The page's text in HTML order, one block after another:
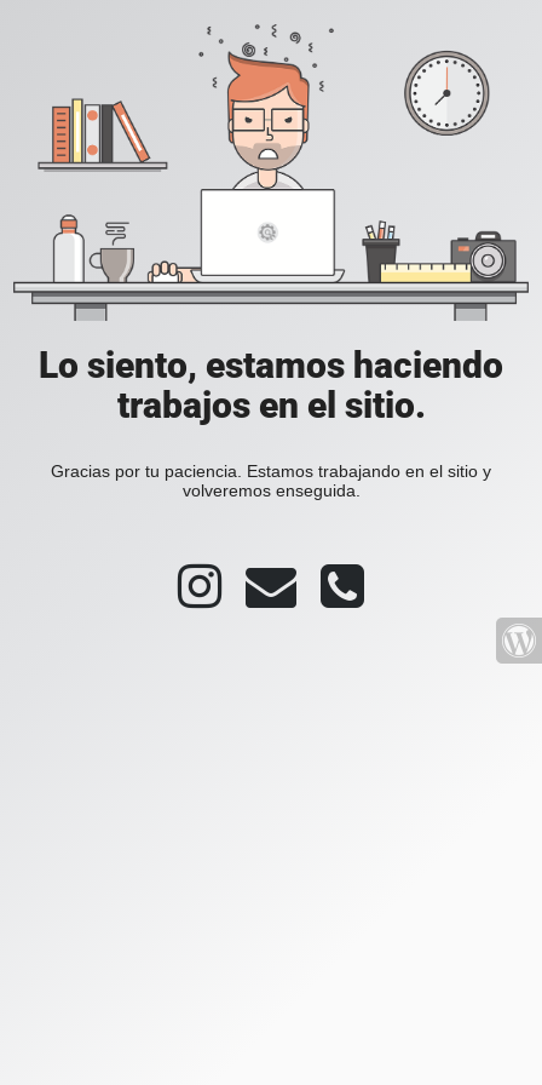
Lo siento, estamos haciendo
trabajos en el sitio.
Gracias por tu paciencia. Estamos trabajando en el sitio y
volveremos enseguida.